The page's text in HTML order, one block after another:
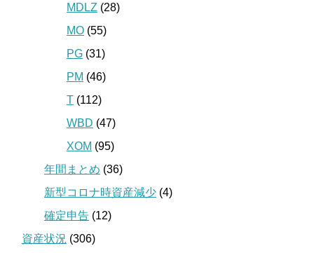
MDLZ (28)
MO (55)
PG (31)
PM (46)
T (112)
WBD (47)
XOM (95)
年間まとめ (36)
新型コロナ時資産減少 (4)
確定申告 (12)
資産状況 (306)